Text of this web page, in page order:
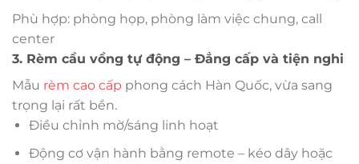
Phù hợp: phòng họp, phòng làm việc chung, call
center
3. Rèm cầu vồng tự động – Đẳng cấp và tiện nghi
Mẫu rèm cao cấp phong cách Hàn Quốc, vừa sang
trọng lại rất bền.
Điều chỉnh mờ/sáng linh hoạt
Động cơ vận hành bằng remote – kéo dây hoặc